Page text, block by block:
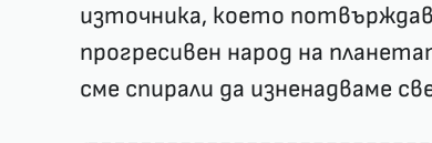
източника, което
прогресивен народ на
сме спирали да изненадваме